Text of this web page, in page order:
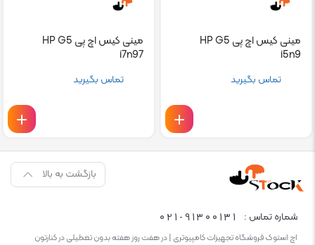
مینی کیس اچ پی HP G5
i5n9
تماس بگیرید
مینی کیس اچ پی HP G5
i7n97
تماس بگیرید
بازگشت به بالا
شماره تماس : 021-91300131
اچ استوک فروشگاه تجهیزات کامپیوتری | در هفت روز هفته بدون تعطیلی در کنارتون